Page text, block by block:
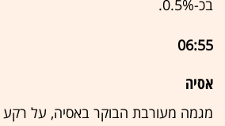
בכ-0.5%.
06:55
אסיה
מגמה מעורבת הבוקר באסיה, על